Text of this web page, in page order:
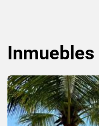
Inmuebles